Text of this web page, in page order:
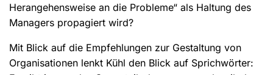
Herangehensweise an die Probleme“ als Haltung des
Managers propagiert wird?
Mit Blick auf die Empfehlungen zur Gestaltung von
Organisationen lenkt Kühl den Blick auf Sprichwörter: